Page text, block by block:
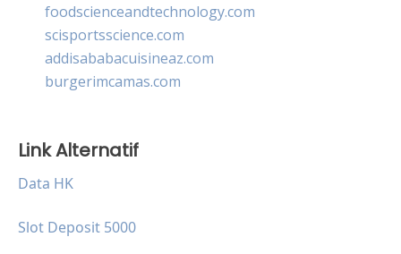
foodscienceandtechnology.com
scisportsscience.com
addisababacuisineaz.com
burgerimcamas.com
Link Alternatif
Data HK
Slot Deposit 5000